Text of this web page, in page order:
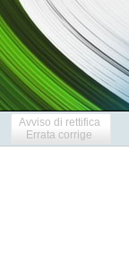
Avviso di rettifica
Errata corrige